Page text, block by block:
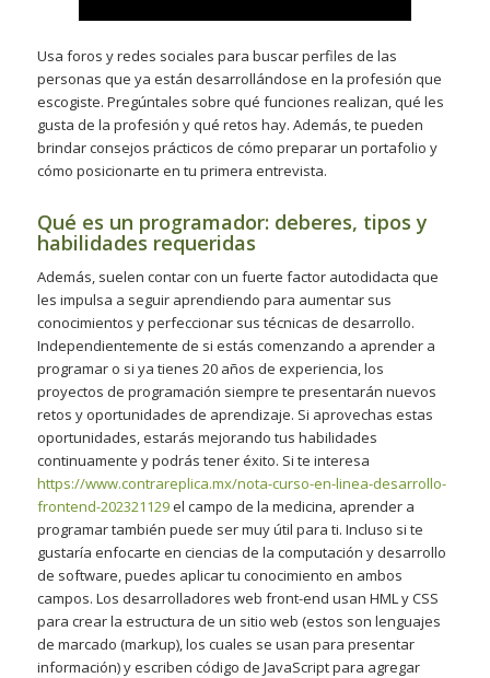
Usa foros y redes sociales para buscar perfiles de las
personas que ya están desarrollándose en la profesión que
escogiste. Pregúntales sobre qué funciones realizan, qué les
gusta de la profesión y qué retos hay. Además, te pueden
brindar consejos prácticos de cómo preparar un portafolio y
cómo posicionarte en tu primera entrevista.
Qué es un programador: deberes, tipos y
habilidades requeridas
Además, suelen contar con un fuerte factor autodidacta que
les impulsa a seguir aprendiendo para aumentar sus
conocimientos y perfeccionar sus técnicas de desarrollo.
Independientemente de si estás comenzando a aprender a
programar o si ya tienes 20 años de experiencia, los
proyectos de programación siempre te presentarán nuevos
retos y oportunidades de aprendizaje. Si aprovechas estas
oportunidades, estarás mejorando tus habilidades
continuamente y podrás tener éxito. Si te interesa
https://www.contrareplica.mx/nota-curso-en-linea-desarrollo-
frontend-202321129el campo de la medicina, aprender a
programar también puede ser muy útil para ti. Incluso si te
gustaría enfocarte en ciencias de la computación y desarrollo
de software, puedes aplicar tu conocimiento en ambos
campos. Los desarrolladores web front-end usan HML y CSS
para crear la estructura de un sitio web (estos son lenguajes
de marcado (markup), los cuales se usan para presentar
información) y escriben código de JavaScript para agregar